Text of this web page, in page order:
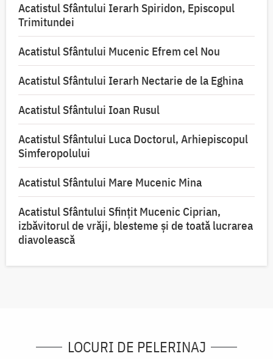
Acatistul Sfântului Ierarh Spiridon, Episcopul
Trimitundei
Acatistul Sfântului Mucenic Efrem cel Nou
Acatistul Sfântului Ierarh Nectarie de la Eghina
Acatistul Sfântului Ioan Rusul
Acatistul Sfântului Luca Doctorul, Arhiepiscopul
Simferopolului
Acatistul Sfântului Mare Mucenic Mina
Acatistul Sfântului Sfințit Mucenic Ciprian,
izbăvitorul de vrăji, blesteme și de toată lucrarea
diavolească
LOCURI DE PELERINAJ